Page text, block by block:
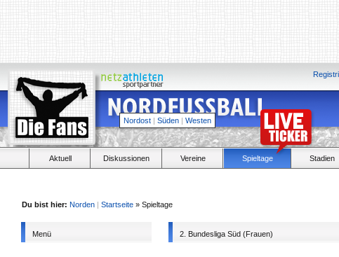
Nordost | Süden | Westen
Aktuell Diskussionen Vereine Spieltage Stadien
Du bist hier: Norden | Startseite » Spieltage
Menü 2. Bundesliga Süd (Frauen)